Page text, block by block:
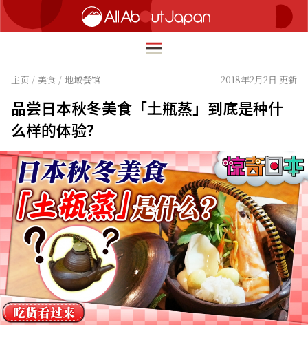
繁體中文
ภาษาไทย
한국어
日本語
HOME
旅行
美食
文化
热点
生活
主页 / 美食 / 地域餐馆 2018年2月2日 更新
品尝日本秋冬美食「土瓶蒸」到底是种什
么样的体验?